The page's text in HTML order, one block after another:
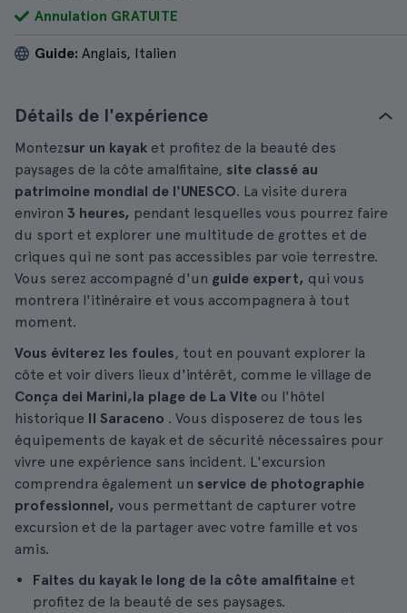
Annulation GRATUITE
Guide: Anglais, Italien
Détails de l'expérience
Montezsur un kayak et profitez de la beauté des
paysages de la côte amalfitaine, site classé au
patrimoine mondial de l'UNESCO. La visite durera
environ 3 heures, pendant lesquelles vous pourrez faire
du sport et explorer une multitude de grottes et de
criques qui ne sont pas accessibles par voie terrestre.
Vous serez accompagné d'un guide expert, qui vous
montrera l'itinéraire et vous accompagnera à tout
moment.
Vous éviterez les foules, tout en pouvant explorer la
côte et voir divers lieux d'intérêt, comme le village de
Conça dei Marini,la plage de La Vite ou l'hôtel
historique Il Saraceno . Vous disposerez de tous les
équipements de kayak et de sécurité nécessaires pour
vivre une expérience sans incident. L'excursion
comprendra également un service de photographie
professionnel, vous permettant de capturer votre
excursion et de la partager avec votre famille et vos
amis.
Faites du kayak le long de la côte amalfitaine et
profitez de la beauté de ses paysages.